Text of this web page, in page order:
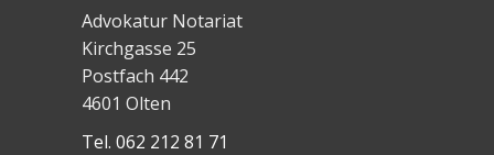
Advokatur Notariat
Kirchgasse 25
Postfach 442
4601 Olten
Tel. 062 212 81 71